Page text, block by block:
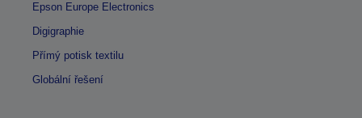
Epson Europe Electronics
Digigraphie
Přímý potisk textilu
Globální řešení